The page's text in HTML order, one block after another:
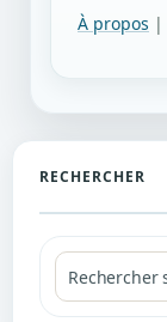
À propos |
RECHERCHER
Recherche